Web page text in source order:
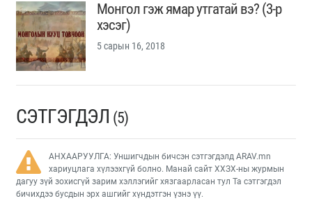
Монгол гэж ямар утгатай вэ? (3-р
хэсэг)
5 сарын 16, 2018
СЭТГЭГДЭЛ (5)
АНХААРУУЛГА: Уншигчдын бичсэн сэтгэгдэлд ARAV.mn
хариуцлага хүлээхгүй болно. Манай сайт ХХЗХ-ны журмын
дагуу зүй зохисгүй зарим хэллэгийг хязгаарласан тул Та сэтгэгдэл
бичихдээ бусдын эрх ашгийг хүндэтгэн үзнэ үү.